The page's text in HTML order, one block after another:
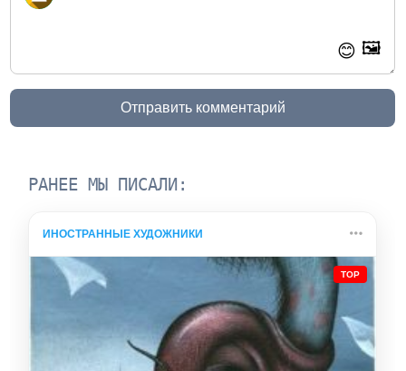
😊 🖼️
Отправить комментарий
РАНЕЕ МЫ ПИСАЛИ:
ИНОСТРАННЫЕ ХУДОЖНИКИ
TOP